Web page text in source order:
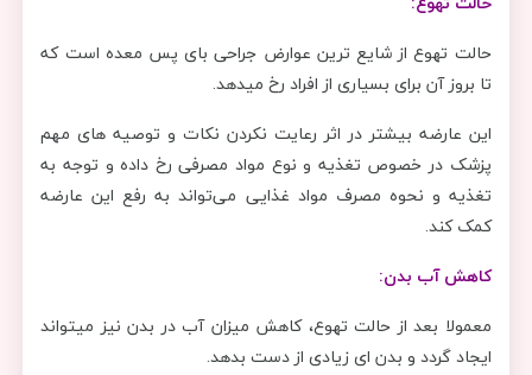
حالت تهوع از شایع ترین عوارض جراحی بای پس معده است که
تا بروز آن برای بسیاری از افراد رخ میدهد.
این عارضه بیشتر در اثر رعایت نکردن نکات و توصیه های مهم
پزشک در خصوص تغذیه و نوع مواد مصرفی رخ داده و توجه به
تغذیه و نحوه مصرف مواد غذایی می‌تواند به رفع این عارضه
کمک کند.
کاهش آب بدن:
معمولا بعد از حالت تهوع، کاهش میزان آب در بدن نیز میتواند
ایجاد گردد و بدن ای زیادی از دست بدهد.